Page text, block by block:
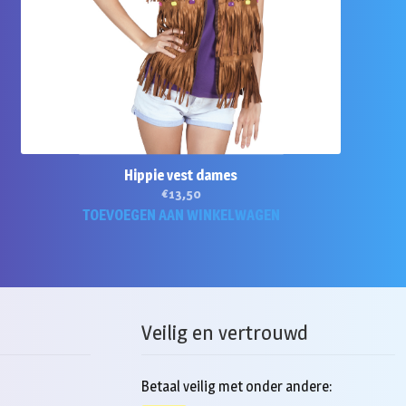
Hippie vest dames
€13,50
TOEVOEGEN AAN WINKELWAGEN
Veilig en vertrouwd
Betaal veilig met onder andere: